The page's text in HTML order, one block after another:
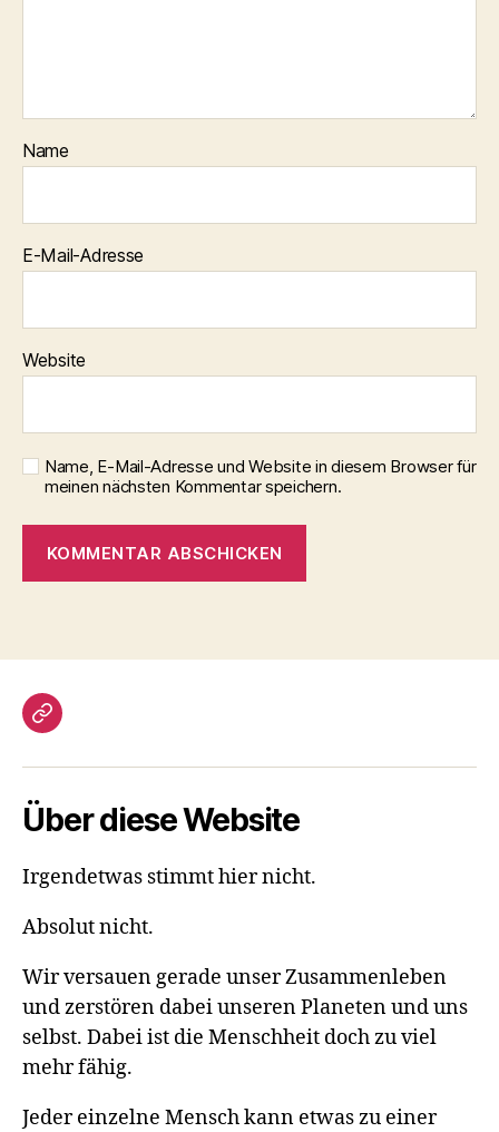
Name
E-Mail-Adresse
Website
Name, E-Mail-Adresse und Website in diesem Browser für
meinen nächsten Kommentar speichern.
Gästebuch
Über diese Website
Irgendetwas stimmt hier nicht.
Absolut nicht.
Wir versauen gerade unser Zusammenleben
und zerstören dabei unseren Planeten und uns
selbst. Dabei ist die Menschheit doch zu viel
mehr fähig.
Jeder einzelne Mensch kann etwas zu einer